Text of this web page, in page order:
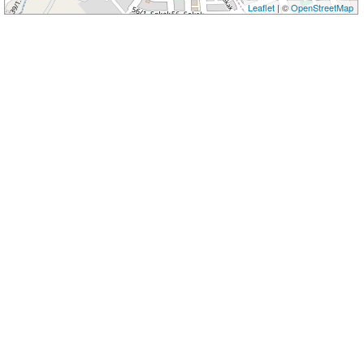
Leaflet| ©OpenStreetMap